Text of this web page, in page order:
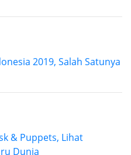
2019, Salah Satunya
& Puppets, Lihat
Dunia